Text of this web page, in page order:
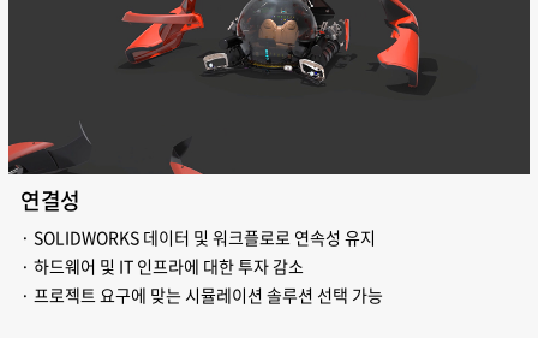
연결성
· SOLIDWORKS 데이터 및 워크플로로 연속성 유지
· 하드웨어 및 IT 인프라에 대한 투자 감소
· 프로젝트 요구에 맞는 시뮬레이션 솔루션 선택 가능